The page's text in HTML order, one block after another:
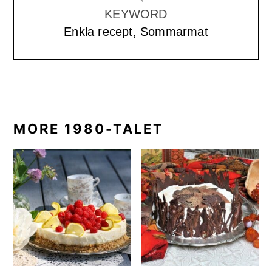
KEYWORD
Enkla recept, Sommarmat
MORE 1980-TALET